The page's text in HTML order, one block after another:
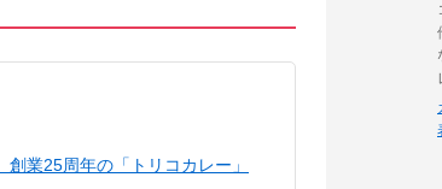
業25周年の「トリコカレー」